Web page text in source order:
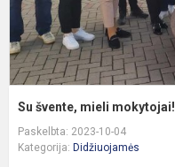
Su švente, mieli mokytojai!
Paskelbta: 2023-10-04
Kategorija: Didžiuojamės